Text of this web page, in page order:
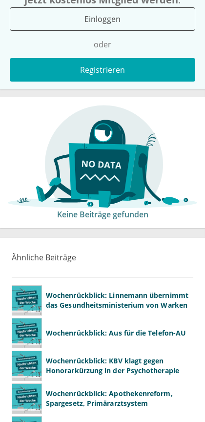
Einloggen
oder
Registrieren
Keine Beiträge gefunden
Ähnliche Beiträge
Wochenrückblick: Linnemann übernimmt
das Gesundheitsministerium von Warken
Wochenrückblick: Aus für die Telefon-AU
Wochenrückblick: KBV klagt gegen
Honorarkürzung in der Psychotherapie
Wochenrückblick: Apothekenreform,
Spargesetz, Primärarztsystem